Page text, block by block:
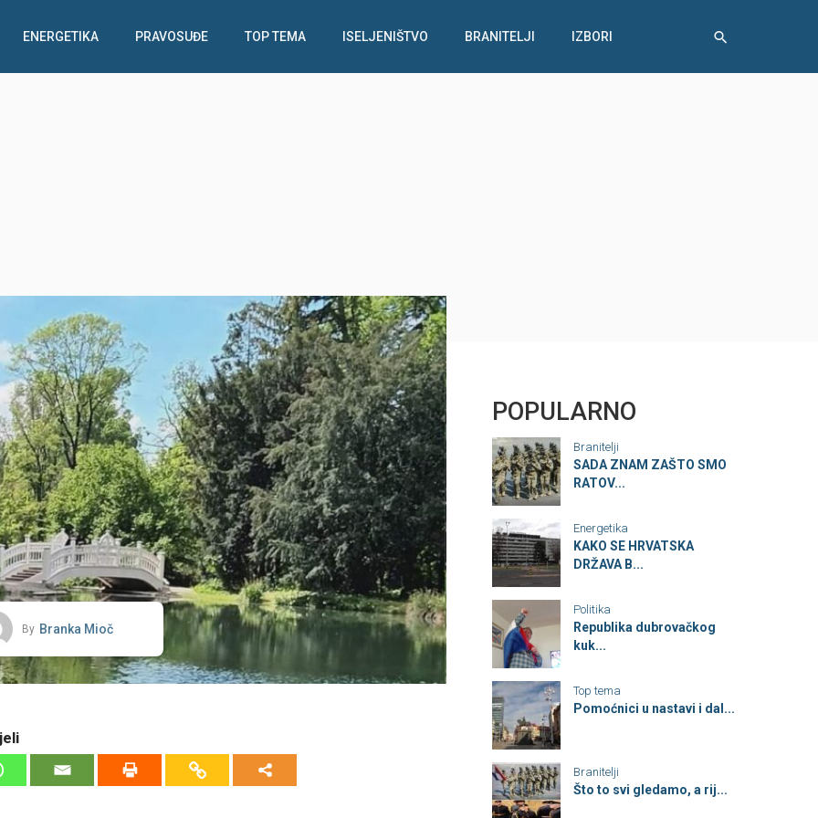
ENERGETIKA PRAVOSUĐE TOP TEMA ISELJENIŠTVO BRANITELJI IZBORI
By Branka Mioč
POPULARNO
Branitelji
SADA ZNAM ZAŠTO SMO
RATOV...
Energetika
KAKO SE HRVATSKA
DRŽAVA B...
Politika
Republika dubrovačkog
kuk...
Top tema
Pomoćnici u nastavi i dal...
Branitelji
Što to svi gledamo, a rij...